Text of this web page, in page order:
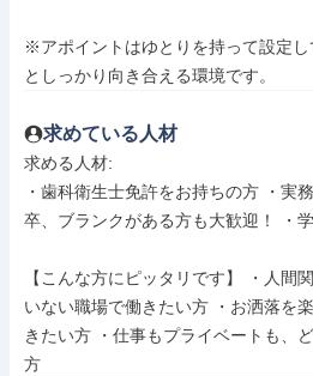
※アポイントはゆとりを持って設定し
としっかり向き合える環境です。
求めている人材
求める人材:
・歯科衛生士免許をお持ちの方 ・実
卒、ブランクがある方も大歓迎！ ・
【こんな方にピッタリです】 ・人間
いない職場で働きたい方 ・お洒落を
きたい方 ・仕事もプライベートも、
方